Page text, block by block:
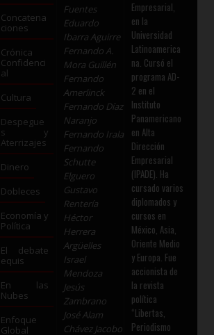
Concatena
ciones
Crónica
Confidenci
al
Cultura
Despegue
s y
Aterrizajes
Dinero
Dobleces
Economía y
Política
El debate
equis
En las
Nubes
Enfoque
Global
Fuentes
Eduardo
Ibarra Aguirre
Fernando A.
Mora Guillén
Fernando
Amerlinck
Fernando Díaz
Naranjo
Fernando Irala
Fernando
Schutte
Elguero
Gustavo
Rentería
Héctor
Herrera
Argüelles
Israel
Mendoza
Jesús
Zambrano
José Alam
Chávez Jacobo
Empresarial,
en la
Universidad
Latinoamerica
na. Cursó el
programa AD-
2 en el
Instituto
Panamericano
en Alta
Dirección
Empresarial
(IPADE). Ha
cursado varios
diplomados y
cursos en
México, Asia,
Oriente Medio
y Europa. Fue
accionista de
la revista
política
“Libertas,
Periodismo